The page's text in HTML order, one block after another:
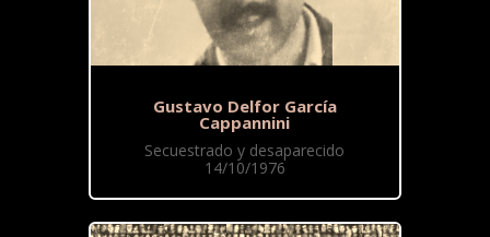
Gustavo Delfor García
Cappannini
Secuestrado y desaparecido
14/10/1976